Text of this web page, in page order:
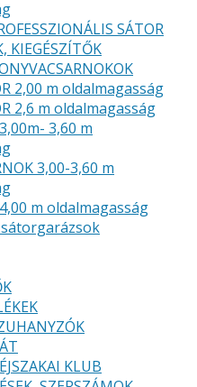
SÁTOR
KIEGÉSZÍTŐK
2,00 m oldalmagasság
2,6 m oldalmagasság
3,60 m
3,00-3,60 m
m oldalmagasság
sátorgarázsok
KLUB